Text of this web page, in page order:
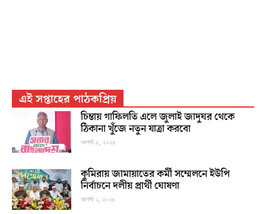
এই সপ্তাহের পাঠকপ্রিয়
চিন্তায় গাফিলতি এলে জুলাই জাদুঘর থেকে
ঠিকানা খুঁজে নতুন যাত্রা করবো
আগস্ট ৫, ২০২৬
কুমিরায় জামায়াতের কর্মী সম্মেলনে ইউপি
নির্বাচনে দলীয় প্রার্থী ঘোষণা
আগস্ট ১, ২০২৬